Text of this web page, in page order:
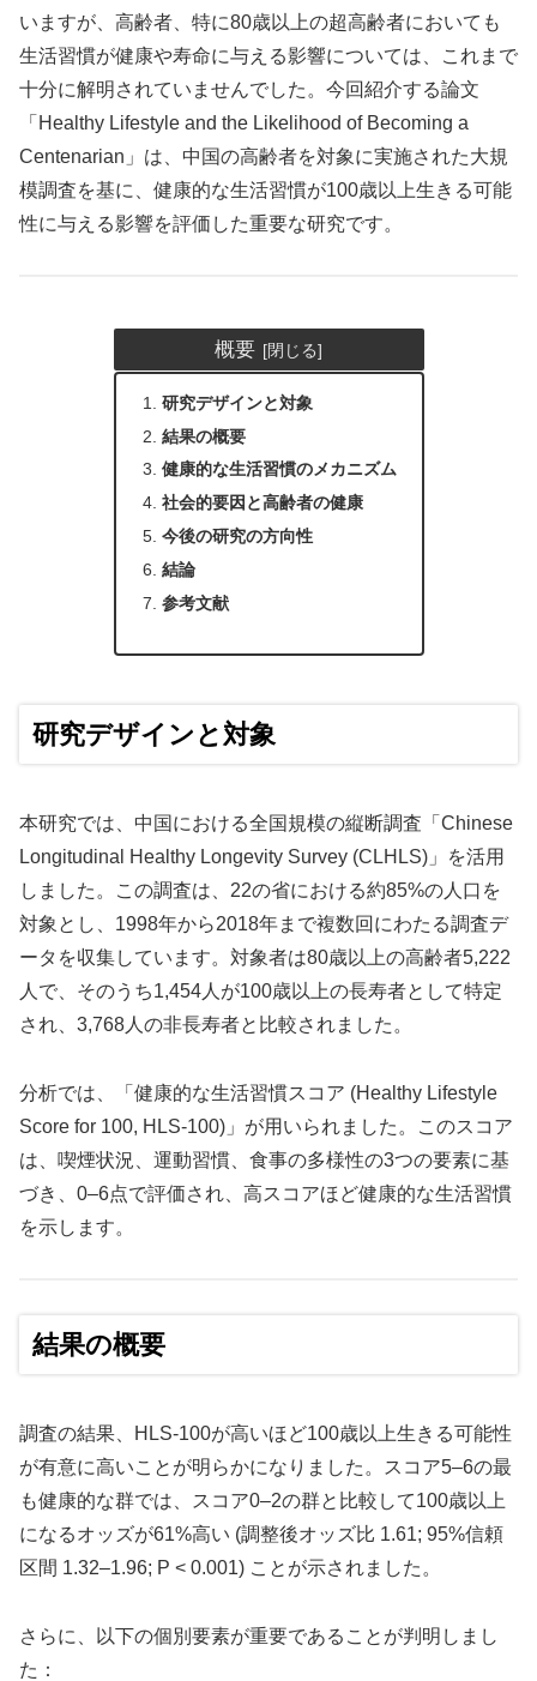
いますが、高齢者、特に80歳以上の超高齢者においても
生活習慣が健康や寿命に与える影響については、これまで
十分に解明されていませんでした。今回紹介する論文
「Healthy Lifestyle and the Likelihood of Becoming a
Centenarian」は、中国の高齢者を対象に実施された大規
模調査を基に、健康的な生活習慣が100歳以上生きる可能
性に与える影響を評価した重要な研究です。
概要
研究デザインと対象
結果の概要
健康的な生活習慣のメカニズム
社会的要因と高齢者の健康
今後の研究の方向性
結論
参考文献
研究デザインと対象
本研究では、中国における全国規模の縦断調査「Chinese
Longitudinal Healthy Longevity Survey (CLHLS)」を活用
しました。この調査は、22の省における約85%の人口を
対象とし、1998年から2018年まで複数回にわたる調査デ
ータを収集しています。対象者は80歳以上の高齢者5,222
人で、そのうち1,454人が100歳以上の長寿者として特定
され、3,768人の非長寿者と比較されました。
分析では、「健康的な生活習慣スコア (Healthy Lifestyle
Score for 100, HLS-100)」が用いられました。このスコア
は、喫煙状況、運動習慣、食事の多様性の3つの要素に基
づき、0–6点で評価され、高スコアほど健康的な生活習慣
を示します。
結果の概要
調査の結果、HLS-100が高いほど100歳以上生きる可能性
が有意に高いことが明らかになりました。スコア5–6の最
も健康的な群では、スコア0–2の群と比較して100歳以上
になるオッズが61%高い (調整後オッズ比 1.61; 95%信頼
区間 1.32–1.96; P < 0.001) ことが示されました。
さらに、以下の個別要素が重要であることが判明しまし
た：